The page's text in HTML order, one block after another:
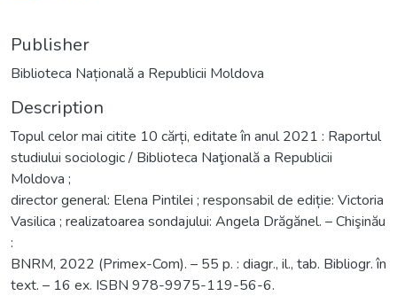
Publisher
Biblioteca Națională a Republicii Moldova
Description
Topul celor mai citite 10 cărți, editate în anul 2021 : Raportul
studiului sociologic / Biblioteca Naţională a Republicii
Moldova ;
director general: Elena Pintilei ; responsabil de ediție: Victoria
Vasilica ; realizatoarea sondajului: Angela Drăgănel. – Chişinău
:
BNRM, 2022 (Primex-Com). – 55 p. : diagr., il., tab. Bibliogr. în
text. – 16 ex. ISBN 978-9975-119-56-6.